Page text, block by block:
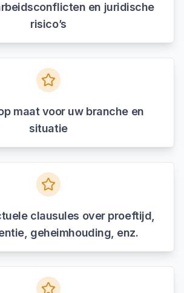
en juridische
risico’s
maat voor uw branche en
situatie
clausules over proeftijd,
geheimhouding, enz.